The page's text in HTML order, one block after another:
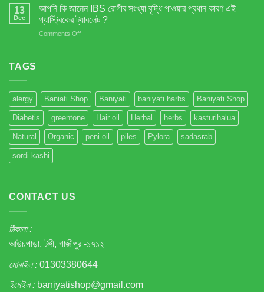
যন্ত্রণা
মুক্তি
–
13
Dec
আপনি কি জানেন IBS রোগীর সংখ্যা বৃদ্ধি পাওয়ার প্রধান কারণ এই
গ্যাস্ট্রিকের ট্যাবলেট ?
Comments Offon
সংখ্যা
বৃদ্ধি
পাওয়ার
প্রধান
কারণ
এই
TAGS
alergy Baniati Shop Baniyati baniyati harbs Baniyati Shop
Diabetis greentone Hair oil Herbal herbs kasturihalua
Natural Organic peni oil piles Pylora sadasrab
sordi kashi
CONTACT US
ঠিকানা :
আউচপাড়া, টঙ্গী, গাজীপুর -১৭১২
মোবাইল : 01303380644
ইমেইল : baniyatishop@gmail.com